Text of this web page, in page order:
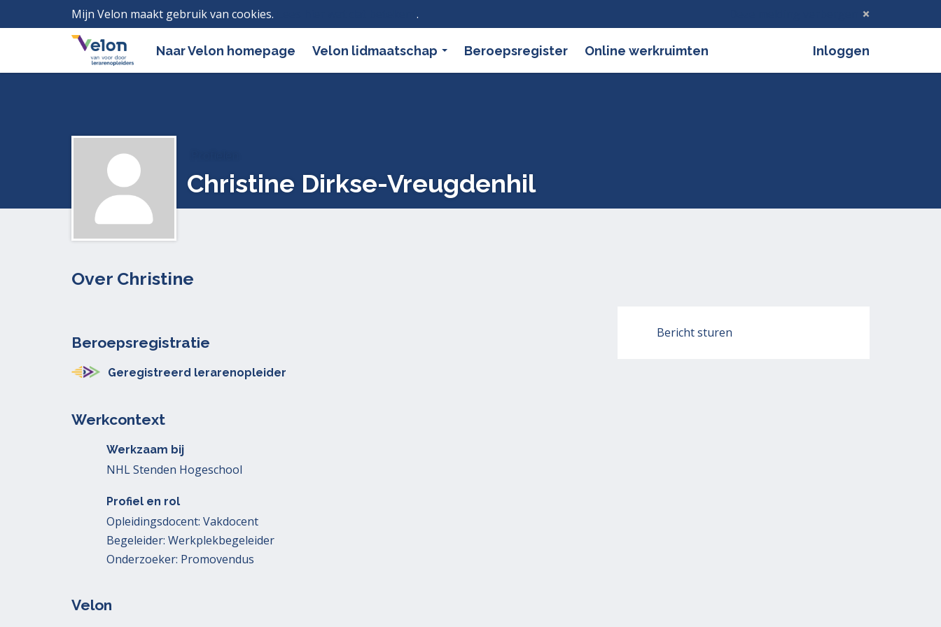
Mijn Velon maakt gebruik van cookies. .
Naar Velon homepage Velon lidmaatschap Beroepsregister Online werkruimten Inloggen
Christine Dirkse-Vreugdenhil
Over Christine
Beroepsregistratie
Geregistreerd lerarenopleider
Werkcontext
Werkzaam bij
NHL Stenden Hogeschool
Profiel en rol
Opleidingsdocent: Vakdocent
Begeleider: Werkplekbegeleider
Onderzoeker: Promovendus
Velon
Bericht sturen